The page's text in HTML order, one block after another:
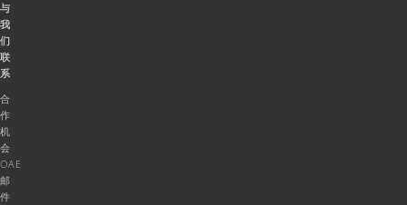
与
我
们
联
系
合
作
机
会
OAE
邮
件